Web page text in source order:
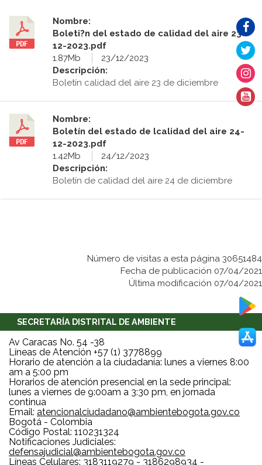
Nombre:
Boleti?n del estado de calidad del aire 23-
12-2023.pdf
1.87Mb
23/12/2023
Descripción:
Boletín calidad del aire 23 de diciembre
Nombre:
Boletín del estado de lcalidad del aire 24-
12-2023.pdf
1.42Mb
24/12/2023
Descripción:
Boletín de calidad del aire 24 de diciembre
Número de visitas a esta página 30651484
Fecha de publicación 07/04/2021
Última modificación 07/04/2021
SECRETARÍA DISTRITAL DE AMBIENTE
Av Caracas No. 54 -38
Líneas de Atención +57 (1) 3778899
Horario de atención a la ciudadanía: lunes a viernes 8:00
am a 5:00 pm
Horarios de atención presencial en la sede principal:
lunes a viernes de 9:00am a 3:30 pm, en jornada
continua
Email: atencionalciudadano@ambientebogota.gov.co
Bogotá - Colombia
Código Postal: 110231324
Notificaciones Judiciales:
defensajudicial@ambientebogota.gov.co
Líneas Celulares: 3183119279 - 3186298934 -